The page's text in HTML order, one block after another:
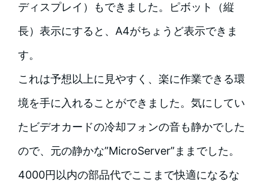
ディスプレイ）もできました。ピボット（縦
長）表示にすると、A4がちょうど表示できま
す。
これは予想以上に見やすく、楽に作業できる環
境を手に入れることができました。気にしてい
たビデオカードの冷却フォンの音も静かでした
ので、元の静かな”MicroServer”ままでした。
4000円以内の部品代でここまで快適になるな